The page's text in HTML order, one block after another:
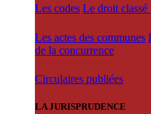
Les codes Le droit classé
Les actes des communes
de la concurrence
Circulaires publiées
LA JURISPRUDENCE